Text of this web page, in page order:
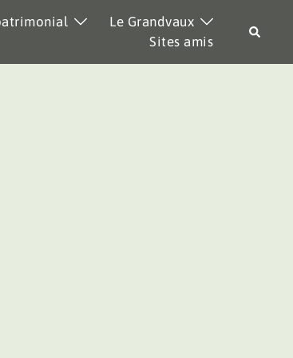
Le Grandvaux
Sites amis